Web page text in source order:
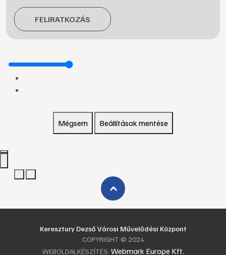
FELIRATKOZÁS
Mégsem Beállítások mentése
›
Keresztury Dezső Városi Művelődési Központ
COPYRIGHT © 2024
WEBOLDALKÉSZÍTÉS: Webmark Europe Kft.